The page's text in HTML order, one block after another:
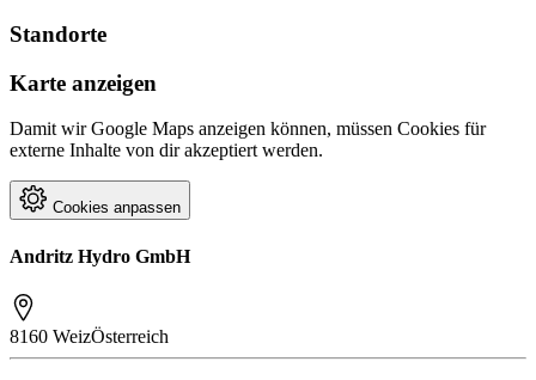
Standorte
Karte anzeigen
Damit wir Google Maps anzeigen können, müssen Cookies für
externe Inhalte von dir akzeptiert werden.
Cookies anpassen
Andritz Hydro GmbH
8160 WeizÖsterreich